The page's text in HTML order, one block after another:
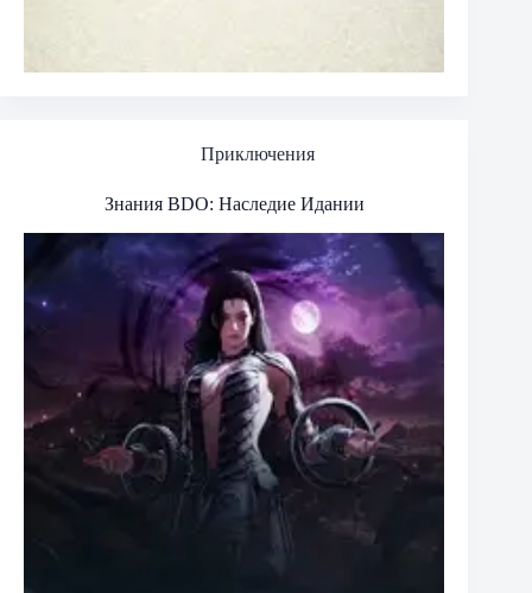
Приключения
Знания BDO: Наследие Идании